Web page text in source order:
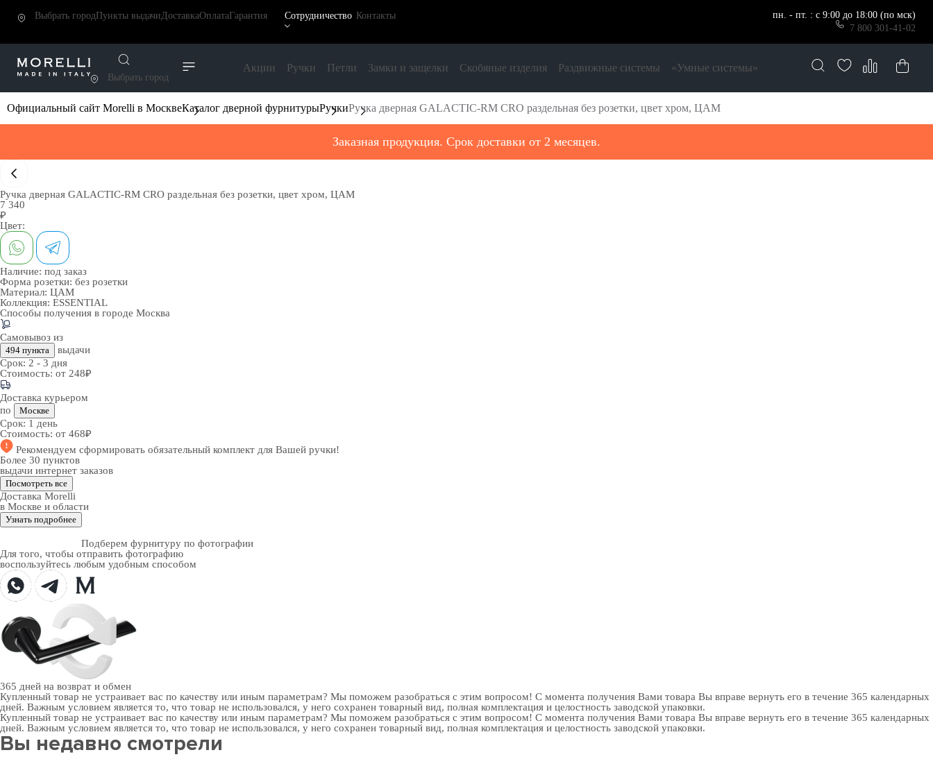
Выбрать городПункты выдачиДоставкаОплатаГарантия Сотрудничество Контакты
пн. - пт. : с 9:00 до 18:00 (по мск)
7 800 301-41-02
Выбрать город
Акции Ручки Петли Замки и защелки Скобяные изделия Раздвижные системы «Умные системы»
Официальный сайт Morelli в МосквеКаталог дверной фурнитурыРучкиРучка дверная GALACTIC-RM CRO раздельная без розетки, цвет хром, ЦАМ
Заказная продукция. Срок доставки от 2 месяцев.
Ручка дверная GALACTIC-RM CRO раздельная без розетки, цвет хром, ЦАМ
7 340
₽
Цвет:
Наличие: под заказ
Форма розетки: без розетки
Материал: ЦАМ
Коллекция: ESSENTIAL
Способы получения в городе Москва
Самовывоз из
494 пункта
выдачи
Срок: 2 - 3 дня
Стоимость: от 248₽
Доставка курьером
по
Москве
Срок: 1 день
Стоимость: от 468₽
Рекомендуем сформировать обязательный комплект для Вашей ручки!
Более 30 пунктов
выдачи интернет заказов
Посмотреть все
Доставка Morelli
в Москве и области
Узнать подробнее
Подберем фурнитуру по фотографии
Для того, чтобы отправить фотографию
воспользуйтесь любым удобным способом
365 дней на возврат и обмен
Купленный товар не устраивает вас по качеству или иным параметрам? Мы поможем разобраться с этим вопросом! С момента получения Вами товара Вы вправе вернуть его в течение 365 календарных
дней. Важным условием является то, что товар не использовался, у него сохранен товарный вид, полная комплектация и целостность заводской упаковки.
Купленный товар не устраивает вас по качеству или иным параметрам? Мы поможем разобраться с этим вопросом! С момента получения Вами товара Вы вправе вернуть его в течение 365 календарных
дней. Важным условием является то, что товар не использовался, у него сохранен товарный вид, полная комплектация и целостность заводской упаковки.
Вы недавно смотрели